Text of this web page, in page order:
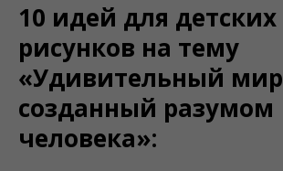
10 идей для детских
рисунков на тему
«Удивительный
созданный разумом
человека»: